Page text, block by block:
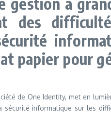
des
papier pour
de One Identity, met en
informatique sur les